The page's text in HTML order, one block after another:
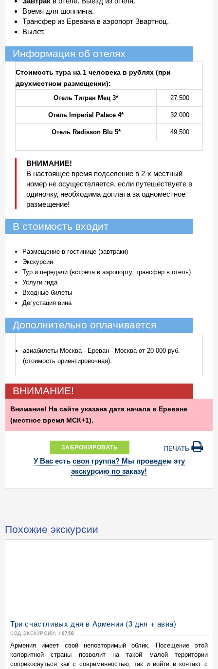
Время для шоппинга.
Трансфер из Еревана в аэропорт Звартноц.
Вылет.
Информация об отелях
Стоимость тура на 1 человека в рублях (при
двухместном размещении):
Отель Тигран Мец 3* 27.500
Отель Imperial Palace 4* 32.000
Отель Radisson Blu 5* 49.500
ВНИМАНИЕ!
В настоящее время подселение в 2-х местный
номер не осуществляется, если путешествуете в
одиночку, необходима доплата за одноместное
размещение!
В стоимость входит
Размещение в гостинице (завтраки)
Экскурсии
Тур и передачи (встреча в аэропорту, трансфер в отель)
Услуги гида
Входные билеты
Дегустация вина
Дополнительно оплачивается
авиабилеты Москва - Ереван - Москва от 20 000 руб.
(стоимость ориентировочная).
ВНИМАНИЕ!
Внимание! На сайте указана дата начала в Ереване
(местное время МСК+1).
ЗАБРОНИРОВАТЬ ПЕЧАТЬ
У Вас есть своя группа? Мы проведем эту
экскурсию по заказу!
Похожие экскурсии
Три счастливых дня в Армении (3 дня + авиа)
КОД ЭКСКУРСИИ: 10758
Армения имеет свой неповторимый облик. Посещение этой
колоритной страны позволит на такой малой территории
соприкоснуться как с современностью, так и войти в контакт с